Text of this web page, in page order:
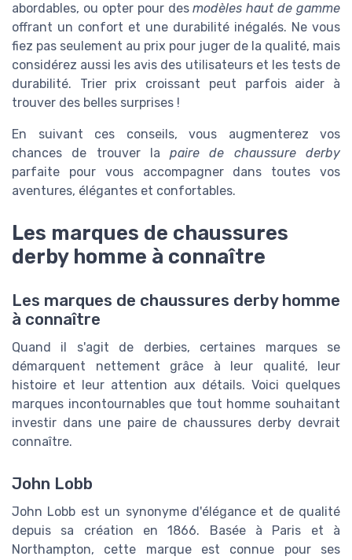
abordables, ou opter pour desmodèles haut de gamme
offrant un confort et une durabilité inégalés. Ne vous
fiez pas seulement au prix pour juger de la qualité, mais
considérez aussi les avis des utilisateurs et les tests de
durabilité. Trier prix croissant peut parfois aider à
trouver des belles surprises !
En suivant ces conseils, vous augmenterez vos
chances de trouver lapaire de chaussure derby
parfaite pour vous accompagner dans toutes vos
aventures, élégantes et confortables.
Les marques de chaussures
derby homme à connaître
Les marques de chaussures derby homme
à connaître
Quand il s'agit de derbies, certaines marques se
démarquent nettement grâce à leur qualité, leur
histoire et leur attention aux détails. Voici quelques
marques incontournables que tout homme souhaitant
investir dans une paire de chaussures derby devrait
connaître.
John Lobb
John Lobb est un synonyme d'élégance et de qualité
depuis sa création en 1866. Basée à Paris et à
Northampton, cette marque est connue pour ses